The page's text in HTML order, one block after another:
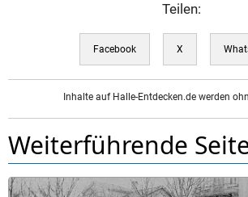
Teilen:
Facebook X
Inhalte auf Halle-Entdecken.de werden
Weiterführende